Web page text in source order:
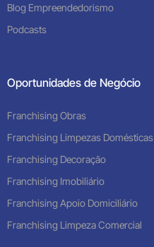
Blog Empreendedorismo
Podcasts
Oportunidades de Negócio
Franchising Obras
Franchising Limpezas Domésticas
Franchising Decoração
Franchising Imobiliário
Franchising Apoio Domiciliário
Franchising Limpeza Comercial